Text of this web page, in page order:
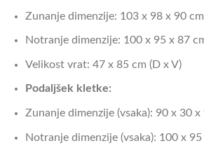
Zunanje dimenzije: 103 x 98 x 90
Notranje dimenzije: 100 x 95 x 87
Velikost vrat: 47 x 85 cm (D x V)
Podaljšek kletke:
Zunanje dimenzije (vsaka): 90 x 30 x
Notranje dimenzije (vsaka): 100 x